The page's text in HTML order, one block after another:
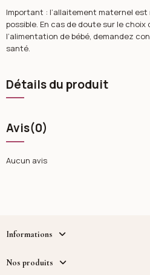
Important : l’allaitement maternel est
possible. En cas de doute sur le choix
l’alimentation de bébé, demandez
santé.
Détails du produit
Avis(0)
Aucun avis
Informations
Nos produits